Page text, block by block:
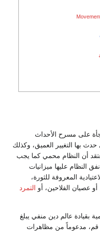
على مسرح الأحداث
بها التغيير العميق، وكذلك
أن النظام محمي كما يجب
النظام عليها ميزانيات
المعروفة للثورة،
أو عصيان الفلاحين، أو التمرد
بقيادة عالم دين منفي يبلغ
قم، مدعوماً من مظاهرات